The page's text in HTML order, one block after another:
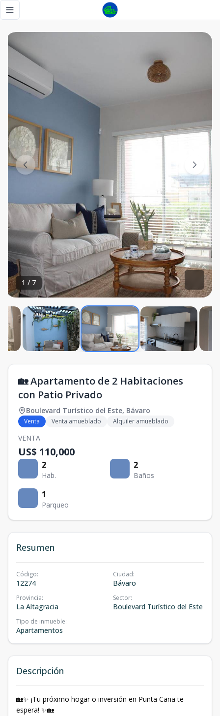
Toggle navigation menu
1 / 7
🏡 Apartamento de 2 Habitaciones
con Patio Privado
Boulevard Turístico del Este, Bávaro
Venta Venta amueblado Alquiler amueblado
VENTA
US$ 110,000
2
Hab.
2
Baños
1
Parqueo
Resumen
Código:
12274
Ciudad:
Bávaro
Provincia:
La Altagracia
Sector:
Boulevard Turístico del Este
Tipo de inmueble:
Apartamentos
Descripción
🏡✨ ¡Tu próximo hogar o inversión en Punta Cana te
espera! ✨🏡
🏡 Apartamento de 2 Habitaciones con Patio Privado - Tu